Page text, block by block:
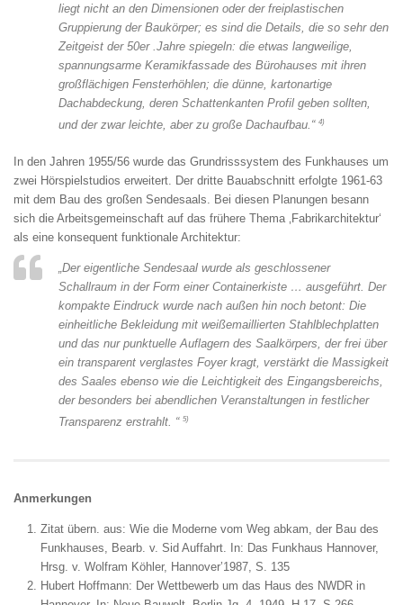
liegt nicht an den Dimensionen oder der freiplastischen
Gruppierung der Baukörper; es sind die Details, die so sehr den
Zeitgeist der 50er .Jahre spiegeln: die etwas langweilige,
spannungsarme Keramikfassade des Bürohauses mit ihren
großflächigen Fensterhöhlen; die dünne, kartonartige
Dachabdeckung, deren Schattenkanten Profil geben sollten,
und der zwar leichte, aber zu große Dachaufbau.“ 4)
In den Jahren 1955/56 wurde das Grundrisssystem des Funkhauses um
zwei Hörspielstudios erweitert. Der dritte Bauabschnitt erfolgte 1961-63
mit dem Bau des großen Sendesaals. Bei diesen Planungen besann
sich die Arbeitsgemeinschaft auf das frühere Thema ‚Fabrikarchitektur‘
als eine konsequent funktionale Architektur:
„Der eigentliche Sendesaal wurde als geschlossener
Schallraum in der Form einer Containerkiste … ausgeführt. Der
kompakte Eindruck wurde nach außen hin noch betont: Die
einheitliche Bekleidung mit weißemaillierten Stahlblechplatten
und das nur punktuelle Auflagern des Saalkörpers, der frei über
ein transparent verglastes Foyer kragt, verstärkt die Massigkeit
des Saales ebenso wie die Leichtigkeit des Eingangsbereichs,
der besonders bei abendlichen Veranstaltungen in festlicher
Transparenz erstrahlt. “ 5)
Anmerkungen
Zitat übern. aus: Wie die Moderne vom Weg abkam, der Bau des
Funkhauses, Bearb. v. Sid Auffahrt. In: Das Funkhaus Hannover,
Hrsg. v. Wolfram Köhler, Hannover’1987, S. 135
Hubert Hoffmann: Der Wettbewerb um das Haus des NWDR in